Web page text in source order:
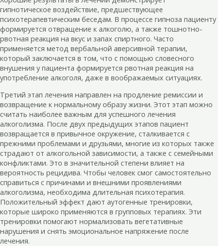
гипнотическое воздействие, предшествующее
психотерапевтическим беседам. В процессе гипноза пациенту
формируется отвращение к алкоголю, а также тошнотно-
рвотная реакция на вкус и запах спиртного. Часто
применяется метод вербальной аверсивной терапии,
который заключается в том, что с помощью словесного
внушения у пациента формируется рвотная реакция на
употребление алкоголя, даже в воображаемых ситуациях.
Третий этап лечения направлен на продление ремиссии и
возвращение к нормальному образу жизни. Этот этап можно
считать наиболее важным для успешного лечения
алкоголизма. После двух предыдущих этапов пациент
возвращается в привычное окружение, сталкивается с
прежними проблемами и друзьями, многие из которых также
страдают от алкогольной зависимости, а также с семейными
конфликтами. Это в значительной степени влияет на
вероятность рецидива. Чтобы человек смог самостоятельно
справиться с причинами и внешними проявлениями
алкоголизма, необходима длительная психотерапия.
Положительный эффект дают аутогенные тренировки,
которые широко применяются в групповых терапиях. Эти
тренировки помогают нормализовать вегетативные
нарушения и снять эмоциональное напряжение после
лечения.